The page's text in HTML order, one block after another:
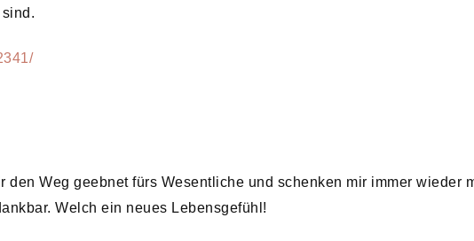
den Weg geebnet fürs Wesentliche und schenken mir immer wieder
Welch ein neues Lebensgefühl!